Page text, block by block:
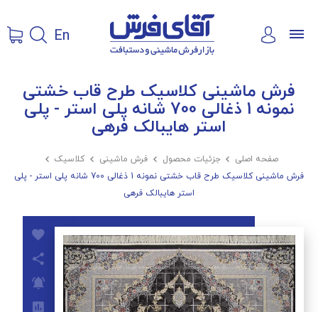
En
فرش ماشینی کلاسیک طرح قاب خشتی
نمونه 1 ذغالی 700 شانه پلی استر - پلی
استر هایبالک فرهی
صفحه اصلی  جزئیات محصول  فرش ماشینی  کلاسیک 
فرش ماشینی کلاسیک طرح قاب خشتی نمونه 1 ذغالی 700 شانه پلی استر - پلی
استر هایبالک فرهی